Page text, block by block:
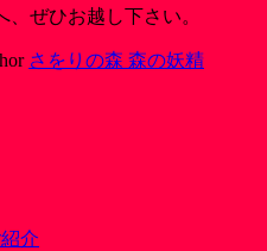
ぜひお越し下さい。
さをりの森 森の妖精
介